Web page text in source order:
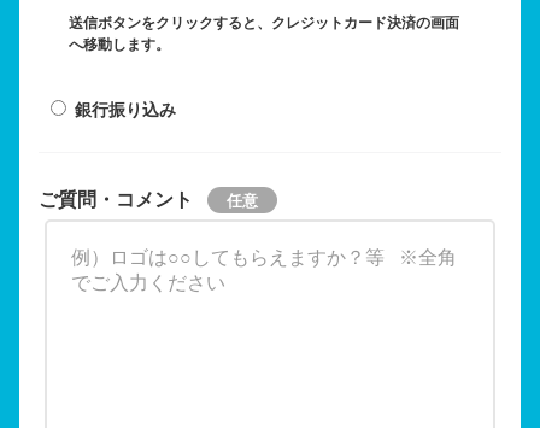
送信ボタンをクリックすると、クレジットカード決済の画面
へ移動します。
銀行振り込み
ご質問・コメント